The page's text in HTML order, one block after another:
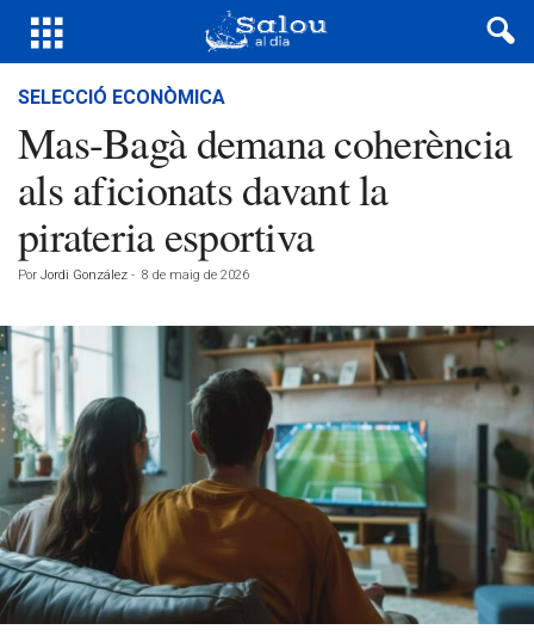
SELECCIÓ ECONÒMICA
Mas-Bagà demana coherència
als aficionats davant la
pirateria esportiva
Por Jordi González - 8 de maig de 2026